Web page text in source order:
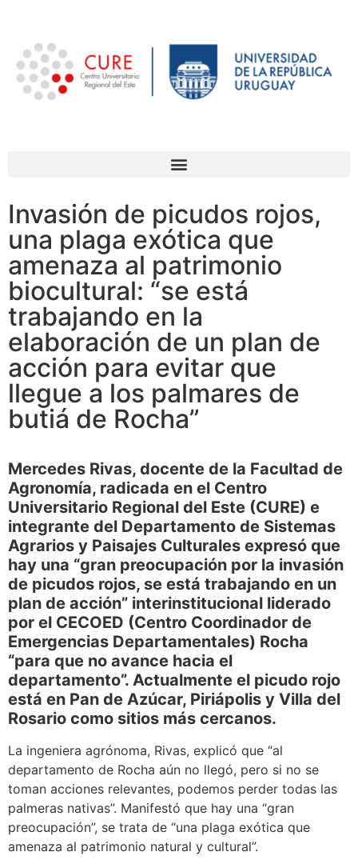
Invasión de picudos rojos,
una plaga exótica que
amenaza al patrimonio
biocultural: “se está
trabajando en la
elaboración de un plan de
acción para evitar que
llegue a los palmares de
butiá de Rocha”
Mercedes Rivas, docente de la Facultad de
Agronomía, radicada en el Centro
Universitario Regional del Este (CURE) e
integrante del Departamento de Sistemas
Agrarios y Paisajes Culturales expresó que
hay una “gran preocupación por la invasión
de picudos rojos, se está trabajando en un
plan de acción” interinstitucional liderado
por el CECOED (Centro Coordinador de
Emergencias Departamentales) Rocha
“para que no avance hacia el
departamento”. Actualmente el picudo rojo
está en Pan de Azúcar, Piriápolis y Villa del
Rosario como sitios más cercanos.
La ingeniera agrónoma, Rivas, explicó que “al
departamento de Rocha aún no llegó, pero si no se
toman acciones relevantes, podemos perder todas las
palmeras nativas”. Manifestó que hay una “gran
preocupación”, se trata de “una plaga exótica que
amenaza al patrimonio natural y cultural”.